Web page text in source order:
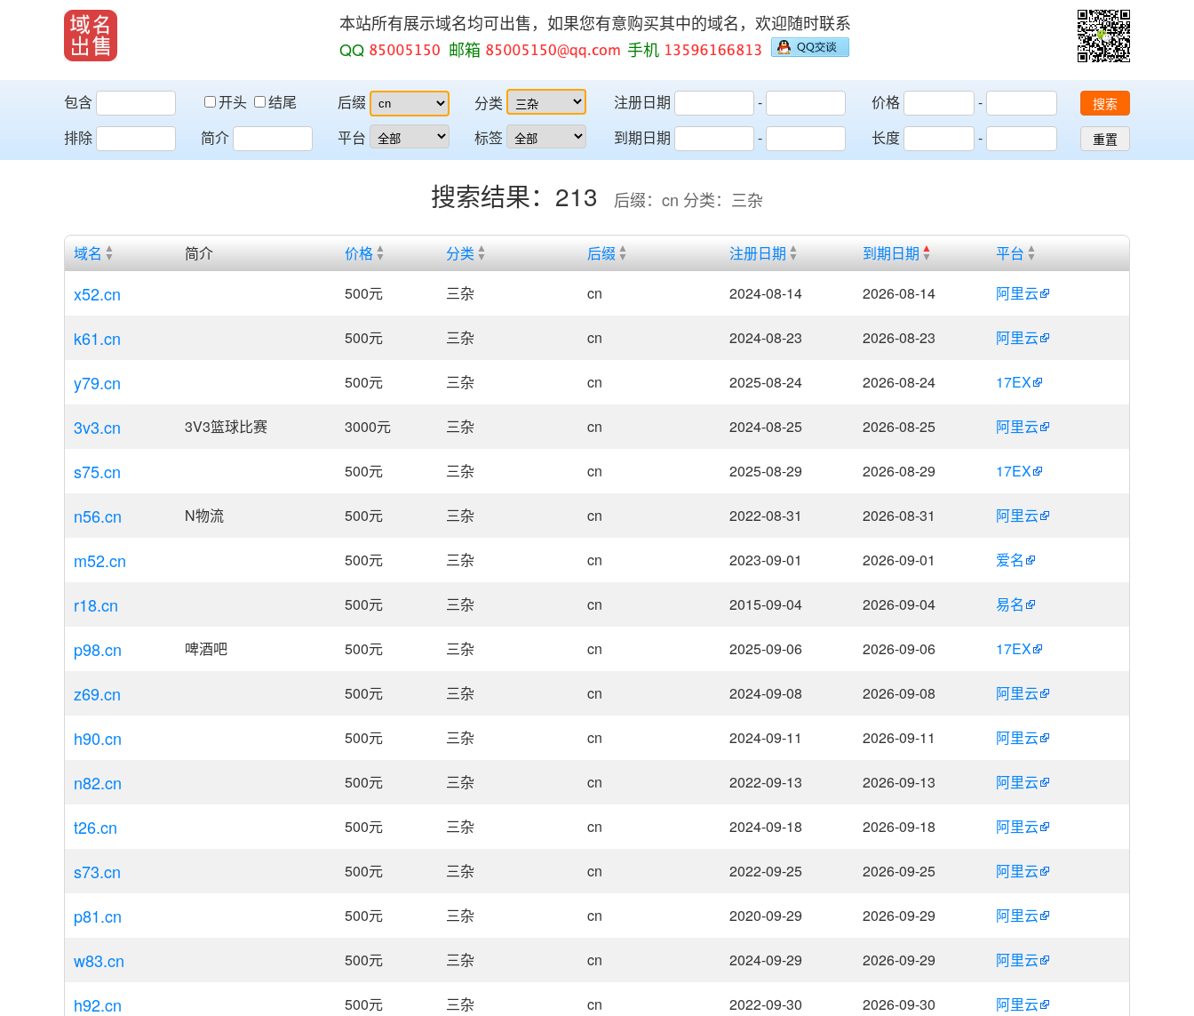
本站所有展示域名均可出售，如果您有意购买其中的域名，欢迎随时联系
QQ
邮箱 手机
包含 开头
结尾
排除
简介
后缀
平台
分类
标签
注册日期
-
到期日期
-
价格
-
长度
-
搜索
重置
搜索结果：213 后缀：cn 分类：三杂
域名 简介 价格 分类 后缀 注册日期 到期日期 平台
x52.cn 500元 三杂 cn 2024-08-14 2026-08-14 阿里云
k61.cn 500元 三杂 cn 2024-08-23 2026-08-23 阿里云
y79.cn 500元 三杂 cn 2025-08-24 2026-08-24 17EX
3v3.cn 3V3篮球比赛 3000元 三杂 cn 2024-08-25 2026-08-25 阿里云
s75.cn 500元 三杂 cn 2025-08-29 2026-08-29 17EX
n56.cn N物流 500元 三杂 cn 2022-08-31 2026-08-31 阿里云
m52.cn 500元 三杂 cn 2023-09-01 2026-09-01 爱名
r18.cn 500元 三杂 cn 2015-09-04 2026-09-04 易名
p98.cn 啤酒吧 500元 三杂 cn 2025-09-06 2026-09-06 17EX
z69.cn 500元 三杂 cn 2024-09-08 2026-09-08 阿里云
h90.cn 500元 三杂 cn 2024-09-11 2026-09-11 阿里云
n82.cn 500元 三杂 cn 2022-09-13 2026-09-13 阿里云
t26.cn 500元 三杂 cn 2024-09-18 2026-09-18 阿里云
s73.cn 500元 三杂 cn 2022-09-25 2026-09-25 阿里云
p81.cn 500元 三杂 cn 2020-09-29 2026-09-29 阿里云
w83.cn 500元 三杂 cn 2024-09-29 2026-09-29 阿里云
h92.cn 500元 三杂 cn 2022-09-30 2026-09-30 阿里云